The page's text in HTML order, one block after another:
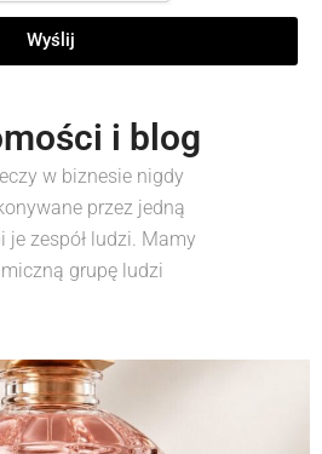
Wyślij
i blog
w biznesie nigdy
przez jedną
je zespół ludzi. Mamy
grupę ludzi